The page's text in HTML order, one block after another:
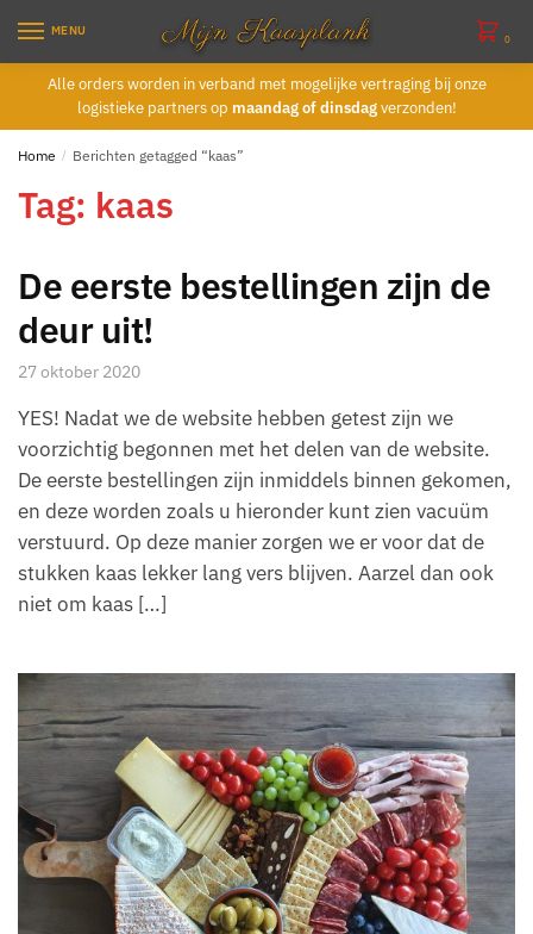
navigation
content
MENU
0
Alle orders worden in verband met mogelijke vertraging bij onze
logistieke partners op maandag of dinsdagverzonden!
Home / Berichten getagged “kaas”
Tag: kaas
De eerste bestellingen zijn de
deur uit!
27 oktober 2020
YES! Nadat we de website hebben getest zijn we
voorzichtig begonnen met het delen van de website.
De eerste bestellingen zijn inmiddels binnen gekomen,
en deze worden zoals u hieronder kunt zien vacuüm
verstuurd. Op deze manier zorgen we er voor dat de
stukken kaas lekker lang vers blijven. Aarzel dan ook
niet om kaas […]